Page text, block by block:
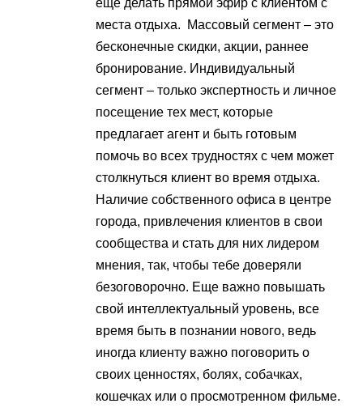
еще делать прямой эфир с клиентом с
места отдыха. Массовый сегмент – это
бесконечные скидки, акции, раннее
бронирование. Индивидуальный
сегмент – только экспертность и личное
посещение тех мест, которые
предлагает агент и быть готовым
помочь во всех трудностях с чем может
столкнуться клиент во время отдыха.
Наличие собственного офиса в центре
города, привлечения клиентов в свои
сообщества и стать для них лидером
мнения, так, чтобы тебе доверяли
безоговорочно. Еще важно повышать
свой интеллектуальный уровень, все
время быть в познании нового, ведь
иногда клиенту важно поговорить о
своих ценностях, болях, собачках,
кошечках или о просмотренном фильме.